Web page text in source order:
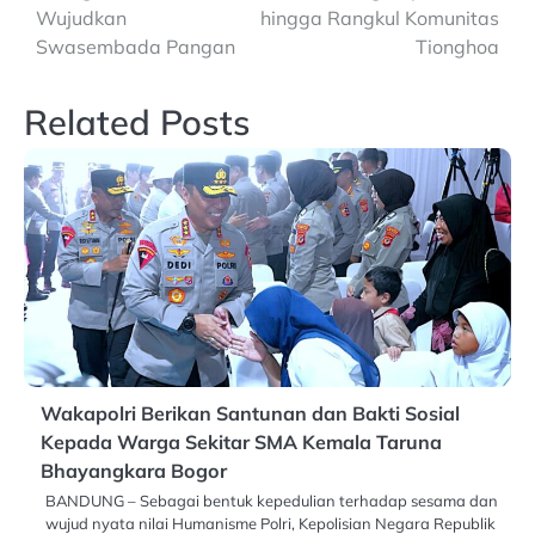
Wujudkan
Swasembada Pangan
hingga Rangkul Komunitas
Tionghoa
Related Posts
Wakapolri Berikan Santunan dan Bakti Sosial
Kepada Warga Sekitar SMA Kemala Taruna
Bhayangkara Bogor
BANDUNG – Sebagai bentuk kepedulian terhadap sesama dan
wujud nyata nilai Humanisme Polri, Kepolisian Negara Republik